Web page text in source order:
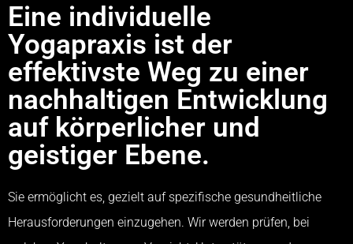
Eine individuelle
Yogapraxis ist der
effektivste Weg zu einer
nachhaltigen Entwicklung
auf körperlicher und
geistiger Ebene.
Sie ermöglicht es, gezielt auf spezifische gesundheitliche
Herausforderungen einzugehen. Wir werden prüfen, bei